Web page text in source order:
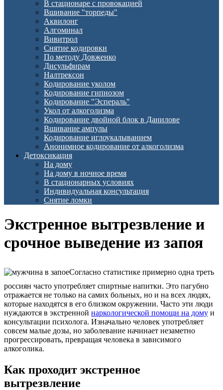
В стационаре с провокацией
Вшивание "торпеды"
Аквилонг
Алгоминал
Вивитрол
Снятие кодировки
По методу Довженко
Дисульфирам
Налтрексон
Кодирование уколом
Кодирование гипнозом
Кодирование "Эспераль"
Укол от алкоголизма
Кодирование двойной блок в Данилове
Вшивание ампулы
Кодирование иглоукалыванием
Анонимное кодирование от алкоголизма
Детоксикация
На дому
На дому в ночное время
В стационарных условиях
Индивидуальная консультация
Снятие ломки
Экстренное вытрезвление и
срочное выведение из запоя
Согласно статистике примерно одна треть
россиян часто употребляет спиртные напитки. Это пагубно
отражается не только на самих больных, но и на всех людях,
которые находятся в его близком окружении. Часто эти люди
нуждаются в экстренной наркологической помощи на дому и
консультации психолога. Изначально человек употребляет
совсем малые дозы, но заболевание начинает незаметно
прогрессировать, превращая человека в зависимого
алкоголика.
Как проходит экстренное
вытрезвление